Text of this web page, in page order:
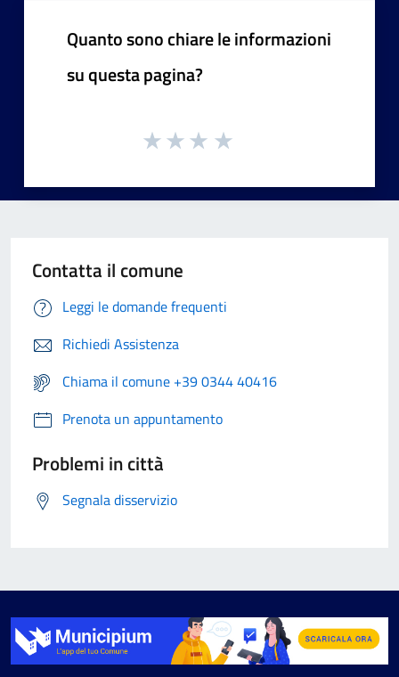
Quanto sono chiare le informazioni
su questa pagina?
Contatta il comune
Leggi le domande frequenti
Richiedi Assistenza
Chiama il comune +39 0344 40416
Prenota un appuntamento
Problemi in città
Segnala disservizio